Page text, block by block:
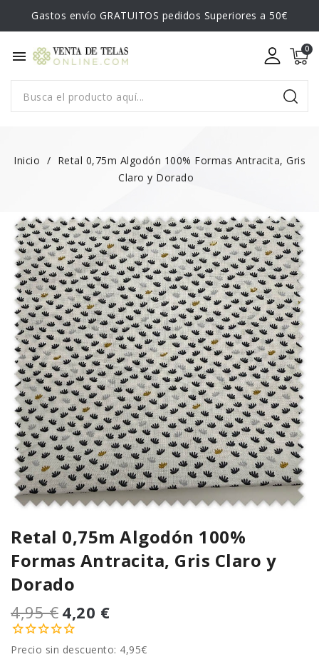
Gastos envío GRATUITOS pedidos Superiores a 50€
menu
Inicio
Retal 0,75m Algodón 100% Formas Antracita, Gris
Claro y Dorado
-0,75 €
Retal 0,75m Algodón 100%
Formas Antracita, Gris Claro y
Dorado
4,95 € 4,20 €
Precio sin descuento: 4,95€